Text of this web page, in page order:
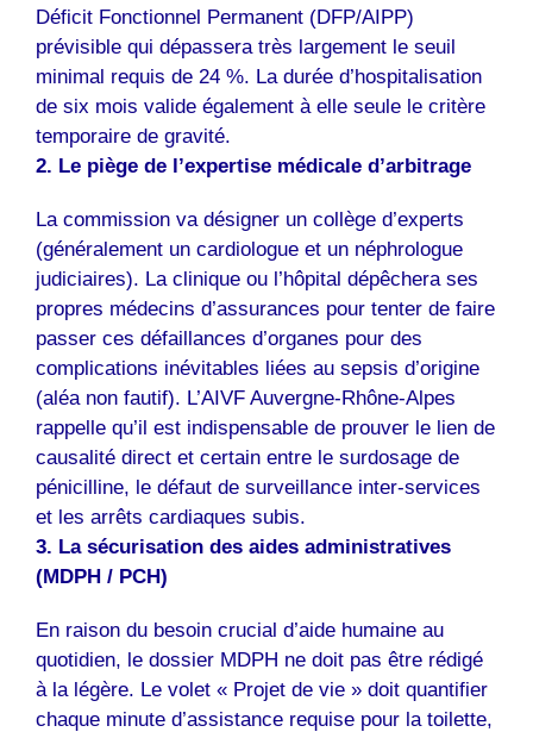
Déficit Fonctionnel Permanent (DFP/AIPP)
prévisible qui dépassera très largement le seuil
minimal requis de 24 %. La durée d’hospitalisation
de six mois valide également à elle seule le critère
temporaire de gravité.
2. Le piège de l’expertise médicale d’arbitrage
La commission va désigner un collège d’experts
(généralement un cardiologue et un néphrologue
judiciaires). La clinique ou l’hôpital dépêchera ses
propres médecins d’assurances pour tenter de faire
passer ces défaillances d’organes pour des
complications inévitables liées au sepsis d’origine
(aléa non fautif). L’AIVF Auvergne-Rhône-Alpes
rappelle qu’il est indispensable de prouver le lien de
causalité direct et certain entre le surdosage de
pénicilline, le défaut de surveillance inter-services
et les arrêts cardiaques subis.
3. La sécurisation des aides administratives
(MDPH / PCH)
En raison du besoin crucial d’aide humaine au
quotidien, le dossier MDPH ne doit pas être rédigé
à la légère. Le volet « Projet de vie » doit quantifier
chaque minute d’assistance requise pour la toilette,